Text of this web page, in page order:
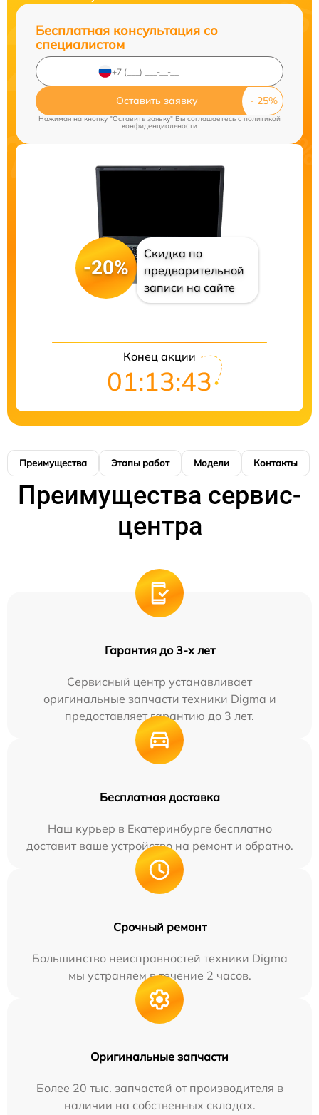
Бесплатная консультация со
специалистом
Оставить заявку
Нажимая на кнопку "Оставить заявку" Вы соглашаетесь c политикой
конфиденциальности
-20%
Скидка по
предварительной
записи на сайте
Конец акции
01:13:42
Преимущества Этапы работ Модели Контакты
Преимущества сервис-
центра
Гарантия до 3-х лет
Сервисный центр устанавливает
оригинальные запчасти техники Digma и
предоставляет гарантию до 3 лет.
Бесплатная доставка
Наш курьер в Екатеринбурге бесплатно
доставит ваше устройство на ремонт и обратно.
Срочный ремонт
Большинство неисправностей техники Digma
мы устраняем в течение 2 часов.
Оригинальные запчасти
Более 20 тыс. запчастей от производителя в
наличии на собственных складах.